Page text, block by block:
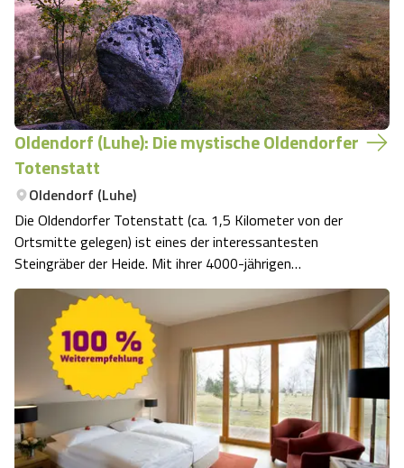
Oldendorf (Luhe): Die mystische Oldendorfer
Totenstatt
Oldendorf (Luhe)
Die Oldendorfer Totenstatt (ca. 1,5 Kilometer von der
Ortsmitte gelegen) ist eines der interessantesten
Steingräber der Heide. Mit ihrer 4000-jährigen
Vergangenheit als Bestattungsfeld ist sie ein
Anziehungspunkt für Bürger und Gäste aus Nah und Fern.